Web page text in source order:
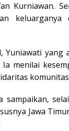
Kurniawan.
keluarganya
Yuniawati yang
menilai
sampaikan,
Jawa